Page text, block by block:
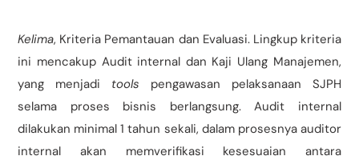
Kelima, Kriteria Pemantauan dan Evaluasi. Lingkup kriteria
ini mencakup Audit internal dan Kaji Ulang Manajemen,
yang menjadi tools pengawasan pelaksanaan SJPH
selama proses bisnis berlangsung. Audit internal
dilakukan minimal 1 tahun sekali, dalam prosesnya auditor
internal akan memverifikasi kesesuaian antara